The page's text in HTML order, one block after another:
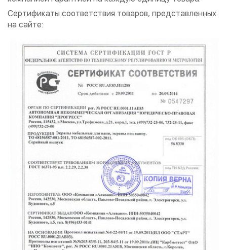
Сертификаты соответствия товаров, представленных
на сайте: